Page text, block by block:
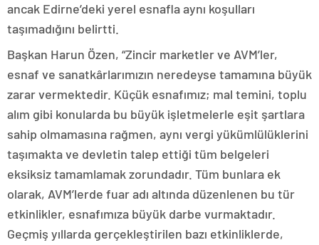
ancak Edirne’deki yerel esnafla aynı koşulları
taşımadığını belirtti.
Başkan Harun Özen, “Zincir marketler ve AVM’ler,
esnaf ve sanatkârlarımızın neredeyse tamamına büyük
zarar vermektedir. Küçük esnafımız; mal temini, toplu
alım gibi konularda bu büyük işletmelerle eşit şartlara
sahip olmamasına rağmen, aynı vergi yükümlülüklerini
taşımakta ve devletin talep ettiği tüm belgeleri
eksiksiz tamamlamak zorundadır. Tüm bunlara ek
olarak, AVM’lerde fuar adı altında düzenlenen bu tür
etkinlikler, esnafımıza büyük darbe vurmaktadır.
Geçmiş yıllarda gerçekleştirilen bazı etkinliklerde,